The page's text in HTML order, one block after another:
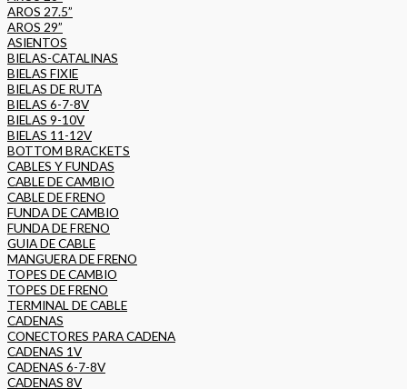
AROS 27.5”
AROS 29”
ASIENTOS
BIELAS-CATALINAS
BIELAS FIXIE
BIELAS DE RUTA
BIELAS 6-7-8V
BIELAS 9-10V
BIELAS 11-12V
BOTTOM BRACKETS
CABLES Y FUNDAS
CABLE DE CAMBIO
CABLE DE FRENO
FUNDA DE CAMBIO
FUNDA DE FRENO
GUIA DE CABLE
MANGUERA DE FRENO
TOPES DE CAMBIO
TOPES DE FRENO
TERMINAL DE CABLE
CADENAS
CONECTORES PARA CADENA
CADENAS 1V
CADENAS 6-7-8V
CADENAS 8V